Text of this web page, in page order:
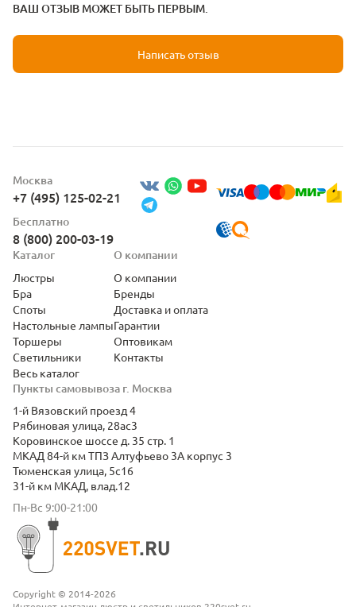
ВАШ ОТЗЫВ МОЖЕТ БЫТЬ ПЕРВЫМ.
Написать отзыв
Copyright © 2014-2026
Москва
+7 (495) 125-02-21
Бесплатно
8 (800) 200-03-19
Пункты самовывоза г. Москва
1-й Вязовский проезд 4
Рябиновая улица, 28ас3
Коровинское шоссе д. 35 стр. 1
МКАД 84-й км ТПЗ Алтуфьево 3А корпус 3
Тюменская улица, 5с16
31-й км МКАД, влад.12
Пн-Вс 9:00-21:00
Каталог
Люстры
Бра
Споты
Настольные лампы
Торшеры
Светильники
Весь каталог
О компании
О компании
Бренды
Доставка и оплата
Гарантии
Оптовикам
Контакты